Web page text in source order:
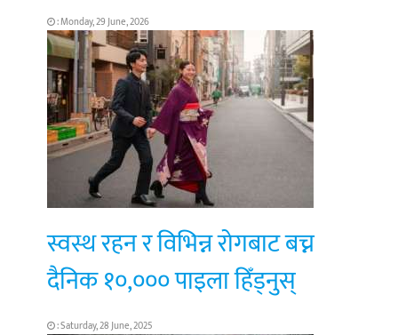
: Monday, 29 June, 2026
स्वस्थ रहन र विभिन्न रोगबाट बच्न
दैनिक १०,००० पाइला हिँड्नुस्
: Saturday, 28 June, 2025